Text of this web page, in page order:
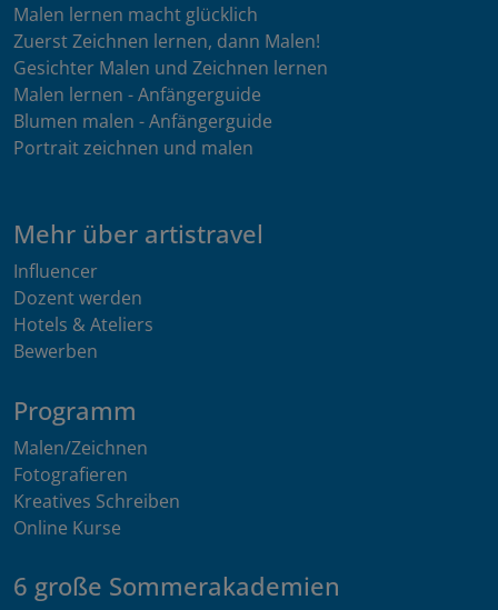
Malen lernen macht glücklich
Zuerst Zeichnen lernen, dann Malen!
Gesichter Malen und Zeichnen lernen
Malen lernen - Anfängerguide
Blumen malen - Anfängerguide
Portrait zeichnen und malen
Mehr über artistravel
Influencer
Dozent werden
Hotels & Ateliers
Bewerben
Programm
Malen/Zeichnen
Fotografieren
Kreatives Schreiben
Online Kurse
6 große Sommerakademien